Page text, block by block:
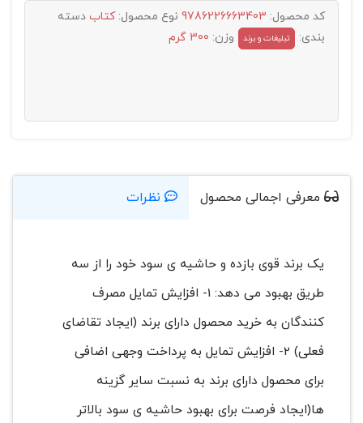
کد محصول: 9786226663403 نوع محصول:کتاب دسته
بندی:
تبليغات و برند وزن: 300 گرم
معرفی اجمالی محصول نظرات
یک برند قوی بازده و حاشیه ی سود خود را از سه
طریق بهبود می دهد: 1- افزایش تمایل مصرف
کنندگان به خرید محصول دارای برند (ایجاد تقاضای
فعلی) 2- افزایش تمایل به پرداخت وجهی اضافی
برای محصول دارای برند به نسبت سایر گزینه
ها(ایجاد فرصت برای بهبود حاشیه ی سود بالاتر